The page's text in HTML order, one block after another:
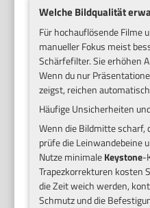
Welche Bildqualität
Für hochauflösende Filme
manueller Fokus meist
Schärfefilter. Sie erhöhen
Wenn du nur
zeigst, reichen
Häufige Unsicherheiten
Wenn die Bildmitte scharf,
prüfe die Leinwandebeine
Nutze minimaleKeystone-
Trapezkorrekturen kosten
die Zeit weich werden,
Schmutz und die